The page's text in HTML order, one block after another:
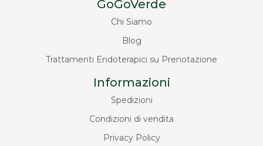
GoGoVerde
Chi Siamo
Blog
Trattamenti Endoterapici su Prenotazione
Informazioni
Spedizioni
Condizioni di vendita
Privacy Policy